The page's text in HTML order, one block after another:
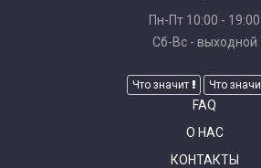
Пн-Пт 10:00 - 19:00
Сб-Вс - выходной
Что значит Что
FAQ
О НАС
КОНТАКТЫ